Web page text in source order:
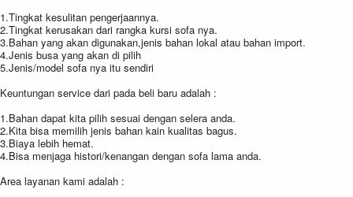
1.Tingkat kesulitan pengerjaannya.
2.Tingkat kerusakan dari rangka kursi sofa nya.
3.Bahan yang akan digunakan,jenis bahan lokal atau bahan import.
4.Jenis busa yang akan di pilih
5.Jenis/model sofa nya itu sendiri
Keuntungan service dari pada beli baru adalah :
1.Bahan dapat kita pilih sesuai dengan selera anda.
2.Kita bisa memilih jenis bahan kain kualitas bagus.
3.Biaya lebih hemat.
4.Bisa menjaga histori/kenangan dengan sofa lama anda.
Area layanan kami adalah :